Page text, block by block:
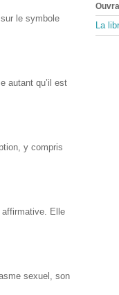
le symbole
autant qu’il est
y compris
affirmative. Elle
sexuel, son
La